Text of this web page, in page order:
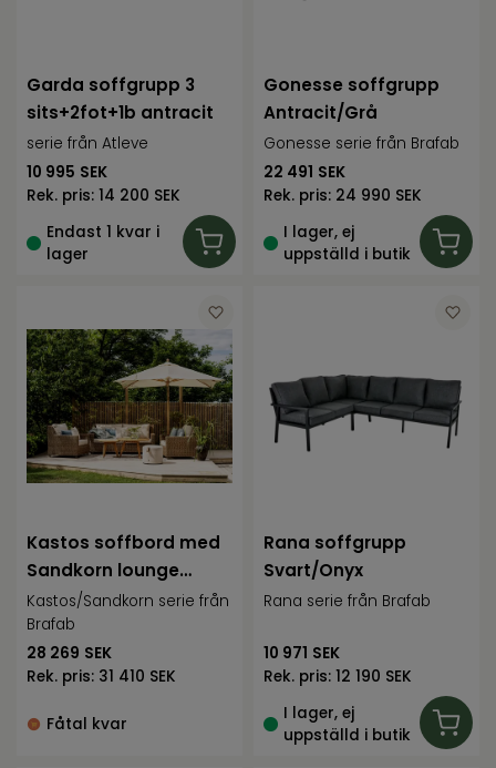
Garda soffgrupp 3
sits+2fot+1b antracit
serie från Atleve
10 995 SEK
Rek. pris: 14 200 SEK
Endast 1 kvar i
lager
Gonesse soffgrupp
Antracit/Grå
Gonesse serie från Brafab
22 491 SEK
Rek. pris: 24 990 SEK
I lager, ej
uppställd i butik
Kastos soffbord med
Sandkorn lounge
group
Kastos/Sandkorn serie från
Brafab
28 269 SEK
Rek. pris: 31 410 SEK
Fåtal kvar
Rana soffgrupp
Svart/Onyx
Rana serie från Brafab
10 971 SEK
Rek. pris: 12 190 SEK
I lager, ej
uppställd i butik